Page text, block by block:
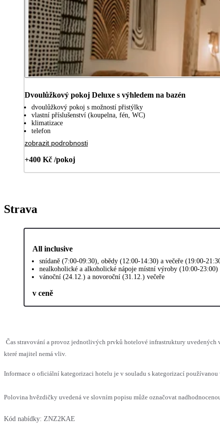
Dvoulůžkový pokoj Deluxe s výhledem na bazén
dvoulůžkový pokoj s možností přistýlky
vlastní příslušenství (koupelna, fén, WC)
klimatizace
telefon
zobrazit podrobnosti
+400 Kč /pokoj
Strava
All inclusive
snídaně (7:00-09:30), obědy (12:00-14:30) a večeře (19:00-
nealkoholické a alkoholické nápoje místní výroby (10:00-23:00)
vánoční (24.12.) a novoroční (31.12.) večeře
v ceně
Čas stravování a provoz jednotlivých prvků hotelové infrastruktury uvedených
které majitel nemá vliv.
Informace o oficiální kategorizaci hotelu je v souladu s kategorizací
Polovina hvězdičky uvedená ve slovním popisu může označovat
Kód nabídky: ZNZ2KAE